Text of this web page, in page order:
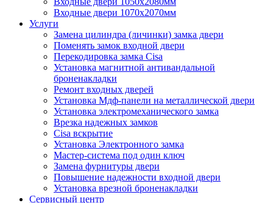
Входные двери 1070х2070мм
Услуги
Замена цилиндра (личинки) замка двери
Поменять замок входной двери
Перекодировка замка Cisa
Установка магнитной антивандальной
броненакладки
Ремонт входных дверей
Установка Мдф-панели на металлической двери
Установка электромеханического замка
Врезка надежных замков
Сisa вскрытие
Установка Электронного замка
Мастер-система под один ключ
Замена фурнитуры двери
Повышение надежности входной двери
Установка врезной броненакладки
Сервисный центр